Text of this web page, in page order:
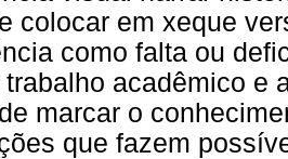
colocar em xeque
como falta ou
trabalho acadêmico e
marcar o
que fazem